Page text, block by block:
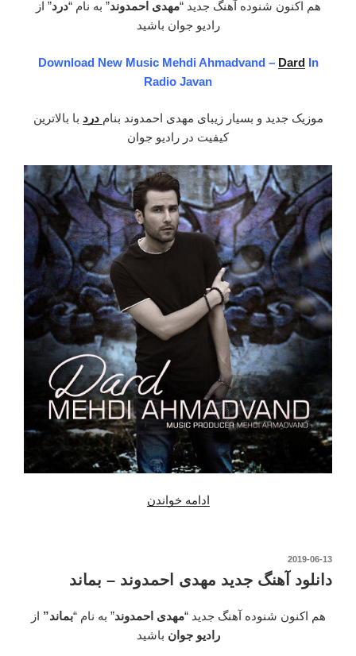
نفس” هم اکنون شنوده آهنگ جدید “مهدی احمدوند” به نام “درد” از
رادیو جوان باشید
Download New Music Mehdi Ahmadvand – DardIn
Radio Javan
موزیک جدید و بسیار زیبای مهدی احمدوند بنام درد با بالاترین
کیفیت در رادیو جوان
ادامه خواندن
احمدوند
درد”
نوشته‌شده
2019-06-13
دانلود آهنگ جدید مهدی احمدوند – بماند
هم اکنون شنوده آهنگ جدید “مهدی احمدوند” به نام “بماند” از
رادیو جوان باشید